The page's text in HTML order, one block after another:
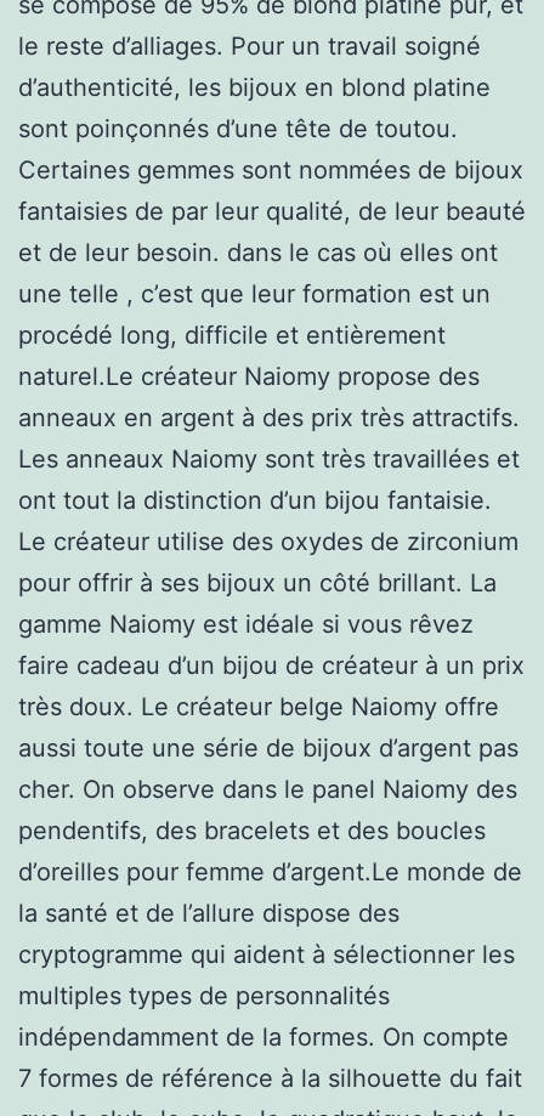
le reste d’alliages. Pour un travail soigné
d’authenticité, les bijoux en blond platine
sont poinçonnés d’une tête de toutou.
Certaines gemmes sont nommées de bijoux
fantaisies de par leur qualité, de leur beauté
et de leur besoin. dans le cas où elles ont
une telle , c’est que leur formation est un
procédé long, difficile et entièrement
naturel.Le créateur Naiomy propose des
anneaux en argent à des prix très attractifs.
Les anneaux Naiomy sont très travaillées et
ont tout la distinction d’un bijou fantaisie.
Le créateur utilise des oxydes de zirconium
pour offrir à ses bijoux un côté brillant. La
gamme Naiomy est idéale si vous rêvez
faire cadeau d’un bijou de créateur à un prix
très doux. Le créateur belge Naiomy offre
aussi toute une série de bijoux d’argent pas
cher. On observe dans le panel Naiomy des
pendentifs, des bracelets et des boucles
d’oreilles pour femme d’argent.Le monde de
la santé et de l’allure dispose des
cryptogramme qui aident à sélectionner les
multiples types de personnalités
indépendamment de la formes. On compte
7 formes de référence à la silhouette du fait